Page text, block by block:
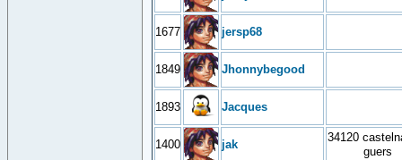
1677 jersp68
1849 Jhonnybegood
1893 Jacques
1400 jak
34120
guers